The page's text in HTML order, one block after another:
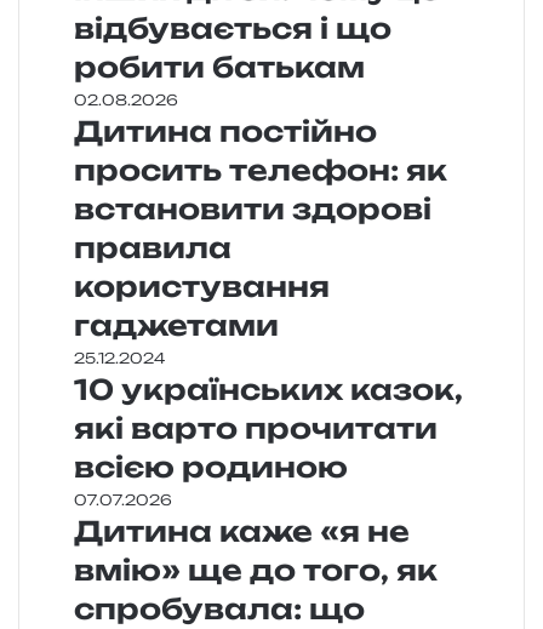
відбувається і що
робити батькам
02.08.2026
Дитина постійно
просить телефон: як
встановити здорові
правила
користування
гаджетами
25.12.2024
10 українських казок,
які варто прочитати
всією родиною
07.07.2026
Дитина каже «я не
вмію» ще до того, як
спробувала: що